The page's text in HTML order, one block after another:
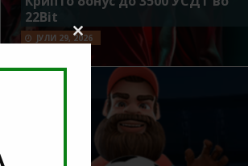
22Bit
ЈУЛИ 29, 2026
Close
module